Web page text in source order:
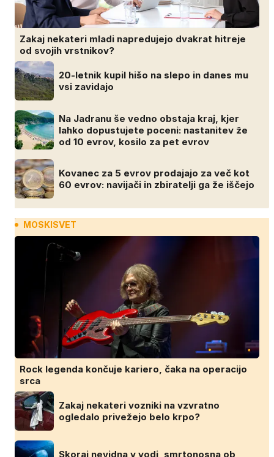
Zakaj nekateri mladi napredujejo dvakrat hitreje
od svojih vrstnikov?
20-letnik kupil hišo na slepo in danes mu
vsi zavidajo
Na Jadranu še vedno obstaja kraj, kjer
lahko dopustujete poceni: nastanitev že
od 10 evrov, kosilo za pet evrov
Kovanec za 5 evrov prodajajo za več kot
60 evrov: navijači in zbiratelji ga že iščejo
MOSKISVET
Rock legenda končuje kariero, čaka na operacijo
srca
Zakaj nekateri vozniki na vzvratno
ogledalo privežejo belo krpo?
Skoraj nevidna v vodi, smrtonosna ob